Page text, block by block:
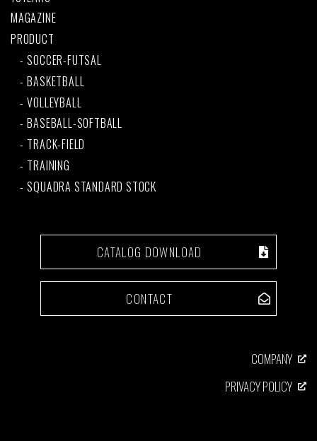
MAGAZINE
PRODUCT
SOCCER-FUTSAL
BASKETBALL
VOLLEYBALL
BASEBALL-SOFTBALL
TRACK-FIELD
TRAINING
SQUADRA STANDARD STOCK
CATALOG DOWNLOAD
CONTACT
COMPANY
PRIVACY POLICY